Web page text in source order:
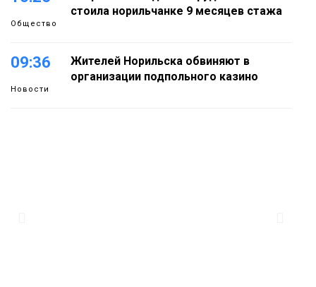
Общество
стоила норильчанке 9 месяцев стажа
09:36
Новости
Жителей Норильска обвиняют в
организации подпольного казино